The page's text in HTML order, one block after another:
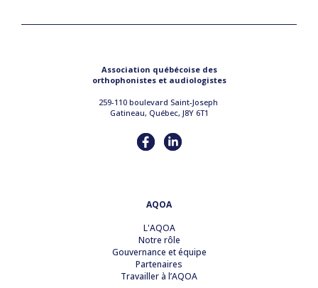
Association québécoise des
orthophonistes et audiologistes
259-110 boulevard Saint-Joseph
Gatineau, Québec, J8Y 6T1
AQOA
L'AQOA
Notre rôle
Gouvernance et équipe
Partenaires
Travailler à l’AQOA